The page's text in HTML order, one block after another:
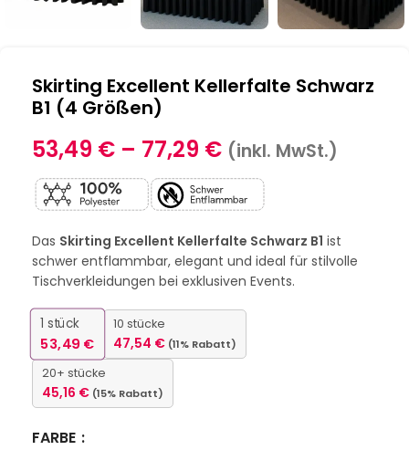
Skirting Excellent Kellerfalte Schwarz
B1 (4 Größen)
53,49 € – 77,29 € (inkl. MwSt.)
Das Skirting Excellent Kellerfalte Schwarz B1 ist
schwer entflammbar, elegant und ideal für stilvolle
Tischverkleidungen bei exklusiven Events.
1 stück
53,49€
10 stücke
47,54 € (11% Rabatt)
20+ stücke
45,16 € (15% Rabatt)
FARBE